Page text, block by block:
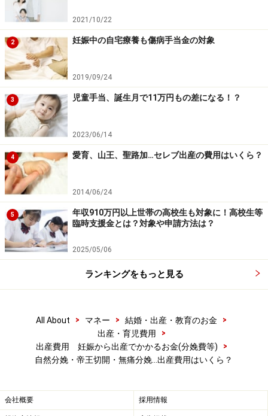
無痛分娩のおよその出産費用
無痛分娩（和痛分娩という言い方をするところもありま
す）は、自然分娩費用に加え、いくらか上乗せされるケ
ースが多いです。上乗せの額は約1万円から約20万円
と、医療機関によって開きがあります。
無痛分娩は取り扱っている医療機関が少なく、全国で約
病院など大病院でも無痛分娩の取り扱いがあるとは限り
ません。無痛分娩を取り扱っている医療機関が1つか2つ
しかない都道府県もあるため、近所に取り扱いのある医
を指定してくるなど、無痛分娩の要件が厳しい医療機関
もあります。
2021/10/22
2 妊娠中の自宅療養も傷病手当金の対象
2019/09/24
3 児童手当、誕生月で11万円もの差になる！？
2023/06/14
4 愛育、山王、聖路加…セレブ出産の費用はいくら？
2014/06/24
5
年収910万円以上世帯の高校生も対象に！高校生等
臨時支援金とは？対象や申請方法は？
2025/05/06
ランキングをもっと見る
All About > マネー > 結婚・出産・教育のお金
>
出産・育児費用
>
出産費用 妊娠から出産でかかるお金(分娩費等)
>
自然分娩・帝王切開・無痛分娩…出産費用はいくら？
会社概要 採用情報